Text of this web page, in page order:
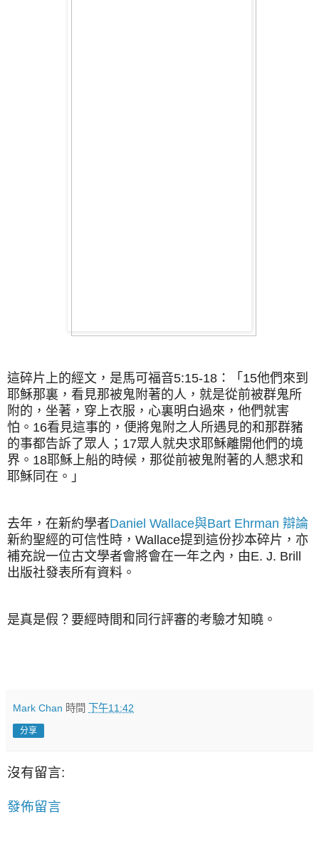
這碎片上的經文，是馬可福音5:15-18：「15他們來到
耶穌那裏，看見那被鬼附著的人，就是從前被群鬼所
附的，坐著，穿上衣服，心裏明白過來，他們就害
怕。16看見這事的，便將鬼附之人所遇見的和那群豬
的事都告訴了眾人；17眾人就央求耶穌離開他們的境
界。18耶穌上船的時候，那從前被鬼附著的人懇求和
耶穌同在。」
去年，在新約學者Daniel Wallace與Bart Ehrman 辯論
新約聖經的可信性時，Wallace提到這份抄本碎片，亦
補充說一位古文學者會將會在一年之內，由E. J. Brill
出版社發表所有資料。
是真是假？要經時間和同行評審的考驗才知曉。
Mark Chan 時間 下午11:42
分享
沒有留言:
發佈留言